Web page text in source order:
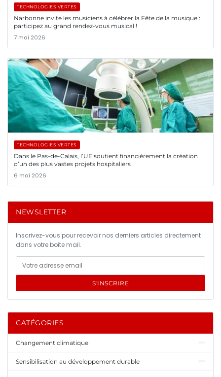
TECHNOLOGIES VERTES
Narbonne invite les musiciens à célébrer la Fête de la musique :
participez au grand rendez-vous musical !
7 mai 2026
TECHNOLOGIES VERTES
Dans le Pas-de-Calais, l’UE soutient financièrement la création
d’un des plus vastes projets hospitaliers
6 mai 2026
NEWSLETTER
Inscrivez-vous pour recevoir nos derniers articles directement
dans votre boîte mail.
S'INSCRIRE
CATÉGORIES
Changement climatique
Sensibilisation au développement durable